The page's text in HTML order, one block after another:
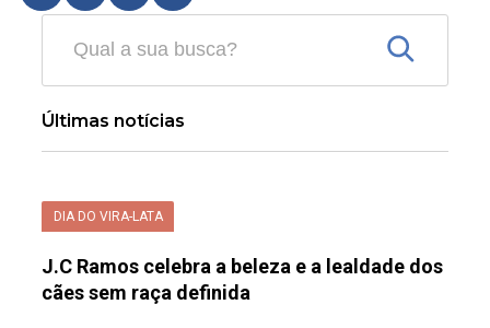
Últimas notícias
DIA DO VIRA-LATA
J.C Ramos celebra a beleza e a lealdade dos
cães sem raça definida